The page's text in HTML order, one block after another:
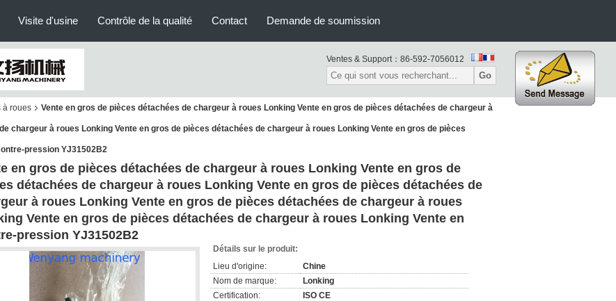
Visite d'usine Contrôle de la qualité Contact Demande de soumission
Ventes & Support： 86-592-7056012
Go
à roues Vente en gros de pièces détachées de chargeur à roues Lonking Vente en gros de pièces détachées de chargeur à
chargeur à roues Lonking Vente en gros de pièces détachées de chargeur à roues Lonking Vente en gros de pièces
pression YJ31502B2
en gros de pièces détachées de chargeur à roues Lonking Vente en gros de
détachées de chargeur à roues Lonking Vente en gros de pièces détachées de
à roues Lonking Vente en gros de pièces détachées de chargeur à roues
Vente en gros de pièces détachées de chargeur à roues Lonking Vente en
pression YJ31502B2
Détails sur le produit:
Lieu d'origine:
Chine
Nom de marque:
Lonking
Certification:
ISO CE